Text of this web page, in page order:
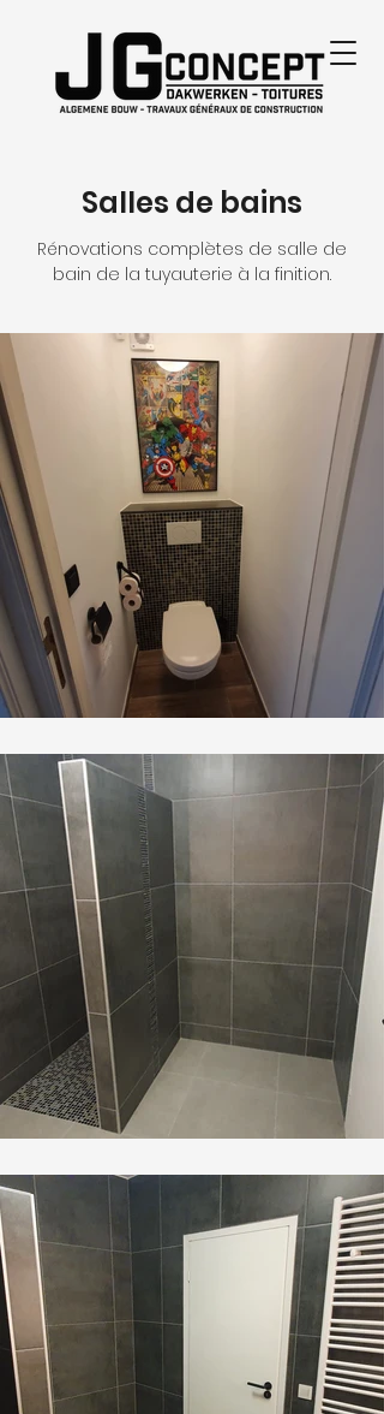
Salles de bains
Rénovations complètes de salle de
bain de la tuyauterie à la finition.